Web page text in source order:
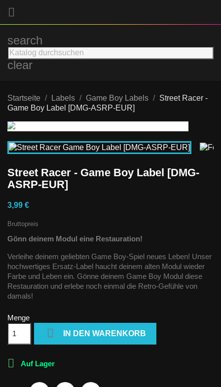

search
clear
Startseite Labels Game Boy Labels
Street Racer -
Game Boy Label [DMG-ASRP-EUR]
Street Racer - Game Boy Label [DMG-
ASRP-EUR]
3,99 €
Bruttopreis
Gönn deinem Modul eine Restauration!
Verleihe deinem geliebten Game Boy-Spiel neues Leben! Unser
hochwertiges Ersatz-Label haucht deinem alten Modul wieder
Farbe und Leben ein. Gönne deinem Game Boy Modul diese
Restauration und erlebe noch einmal die Retro-Gefühle von
damals!
Menge
 IN DEN WARENKORB
 Auf Lager